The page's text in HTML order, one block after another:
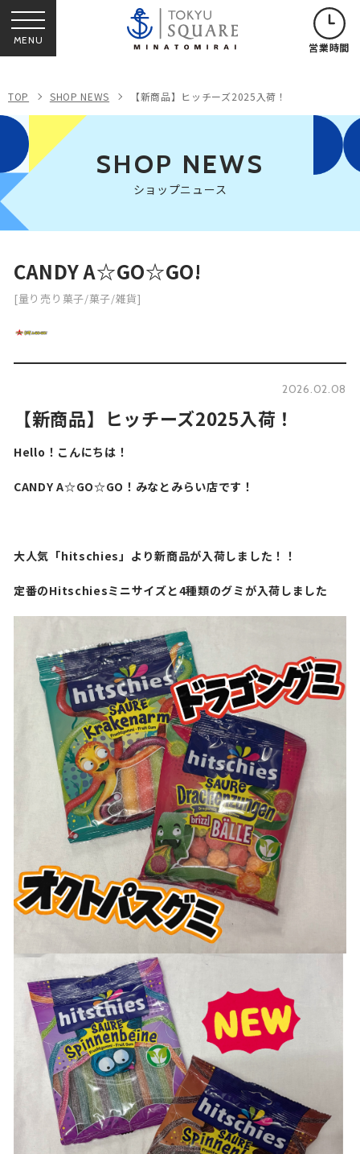
MENU 営業時間
TOP SHOP NEWS 【新商品】ヒッチーズ2025入荷！
SHOP NEWS
ショップニュース
CANDY A☆GO☆GO!
[量り売り菓子/菓子/雑貨]
2026.02.08
【新商品】ヒッチーズ2025入荷！
Hello！こんにちは！
CANDY A☆GO☆GO！みなとみらい店です！
大人気「hitschies」より新商品が入荷しました！！
定番のHitschiesミニサイズと4種類のグミが入荷しました